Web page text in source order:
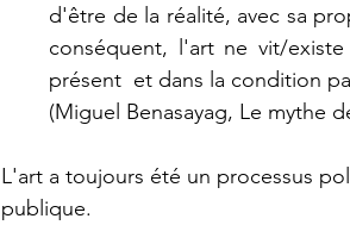
d'être de la réalité, avec sa
conséquent, l'art ne vit/
présent  et dans la condition
(Miguel Benasayag, Le mythe
L'art a toujours été un processus
publique.